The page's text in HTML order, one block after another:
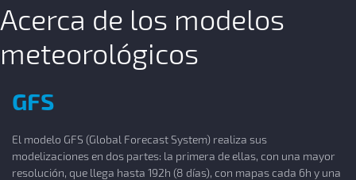
Acerca de los modelos
meteorológicos
GFS
El modelo GFS (Global Forecast System) realiza sus
modelizaciones en dos partes: la primera de ellas, con una mayor
resolución, que llega hasta 192h (8 días), con mapas cada 6h y una